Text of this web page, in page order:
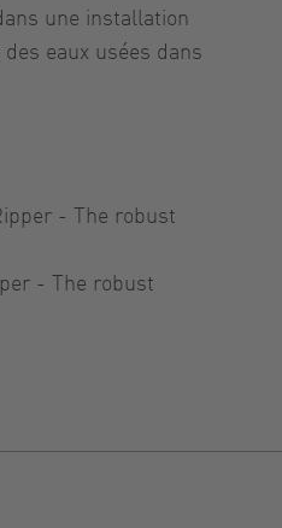
une installation
eaux usées dans
- The robust
- The robust